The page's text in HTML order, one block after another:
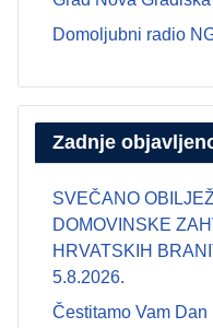
Domoljubni radio
Zadnje
SVEČANO
DOMOVINSKE
HRVATSKIH
5.8.2026.
Čestitamo Vam